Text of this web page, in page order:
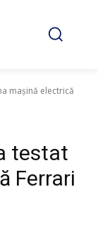
mașină electrică
testat
Ferrari